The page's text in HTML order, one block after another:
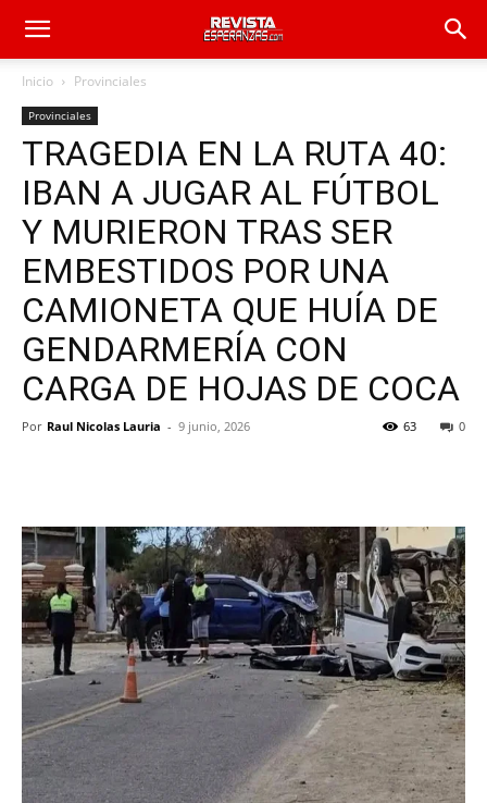
Inicio Provinciales
Provinciales
TRAGEDIA EN LA RUTA 40:
IBAN A JUGAR AL FÚTBOL
Y MURIERON TRAS SER
EMBESTIDOS POR UNA
CAMIONETA QUE HUÍA DE
GENDARMERÍA CON
CARGA DE HOJAS DE COCA
Por Raul Nicolas Lauria - 9 junio, 2026 0
63